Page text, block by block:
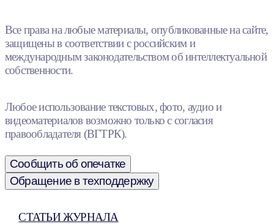
Все права на любые материалы, опубликованные на сайте,
защищены в соответствии с российским и
международным законодательством об интеллектуальной
собственности.
Любое использование текстовых, фото, аудио и
видеоматериалов возможно только с согласия
правообладателя (ВГТРК).
Сообщить об опечатке
Обращение в техподдержку
СТАТЬИ ЖУРНАЛА